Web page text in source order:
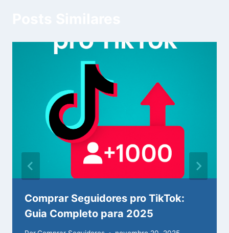
Comprar Seguidores pro TikTok:
Guia Completo para 2025